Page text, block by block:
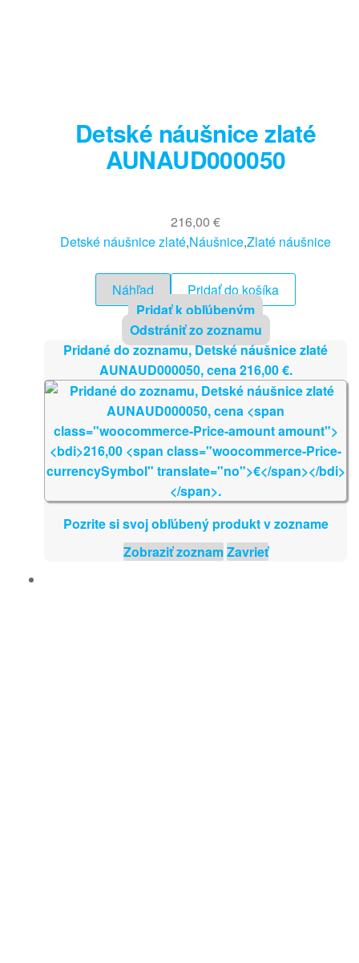
Detské náušnice zlaté
AUNAUD000050
216,00 €
Detské náušnice zlaté,Náušnice,Zlaté náušnice
Náhľad
Pridať do košíka
Pridať k obľúbeným
Odstrániť zo zoznamu
Pridané do zoznamu, Detské náušnice zlaté
AUNAUD000050, cena216,00€.
Pozrite si svoj obľúbený produkt v zozname
Zobraziť zoznamZavrieť